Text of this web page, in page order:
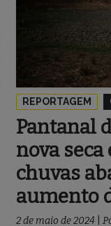
REPORTAGEM
Pantanal
nova
chuvas
aumento
2 de maio de 2024